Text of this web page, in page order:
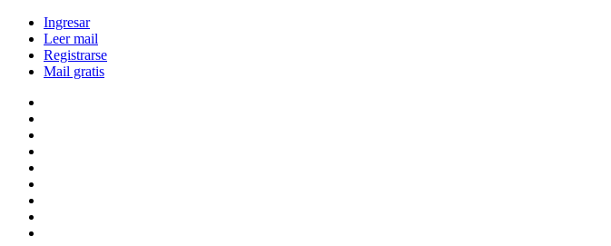
Ingresar
Leer mail
Registrarse
Mail gratis